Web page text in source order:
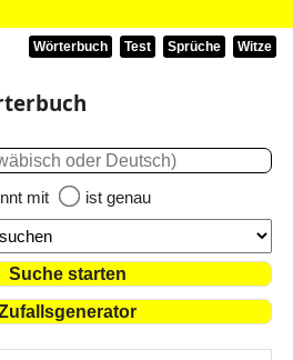
Wörterbuch Test Sprüche Witze
mit ist genau